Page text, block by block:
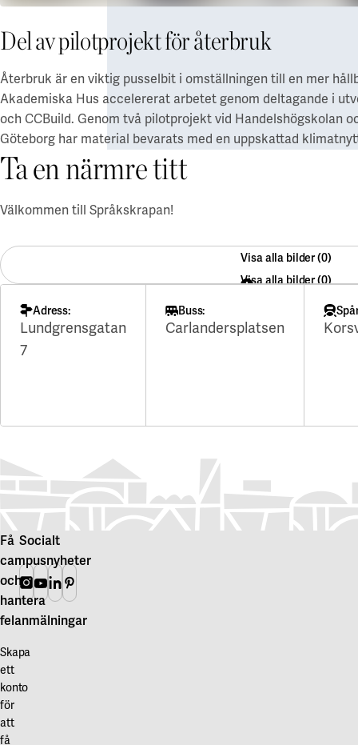
Del av pilotprojekt för återbruk
Återbruk är en viktig pusselbit i omställningen till en mer
Akademiska Hus accelererat arbetet genom deltagande i
och CCBuild. Genom två pilotprojekt vid Handelshögskolan
Göteborg har material bevarats med en uppskattad
Ta en närmre titt
Välkommen till Språkskrapan!
Visa alla bilder
Visa alla bilder
Adress:
Lundgrensgatan
7
Buss:
Carlandersplatsen
Få
campusnyheter
och
hantera
felanmälningar
Skapa
ett
konto
för
att
få
Socialt
Instagram
Youtube
Linkedin
Pinterest